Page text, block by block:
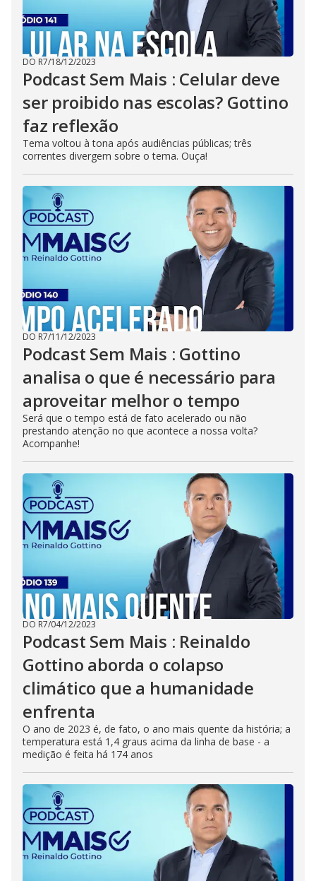
DO R7/18/12/2023
Podcast Sem Mais : Celular deve
ser proibido nas escolas? Gottino
faz reflexão
Tema voltou à tona após audiências públicas; três
correntes divergem sobre o tema. Ouça!
DO R7/11/12/2023
Podcast Sem Mais : Gottino
analisa o que é necessário para
aproveitar melhor o tempo
Será que o tempo está de fato acelerado ou não
prestando atenção no que acontece a nossa volta?
Acompanhe!
DO R7/04/12/2023
Podcast Sem Mais : Reinaldo
Gottino aborda o colapso
climático que a humanidade
enfrenta
O ano de 2023 é, de fato, o ano mais quente da história; a
temperatura está 1,4 graus acima da linha de base - a
medição é feita há 174 anos